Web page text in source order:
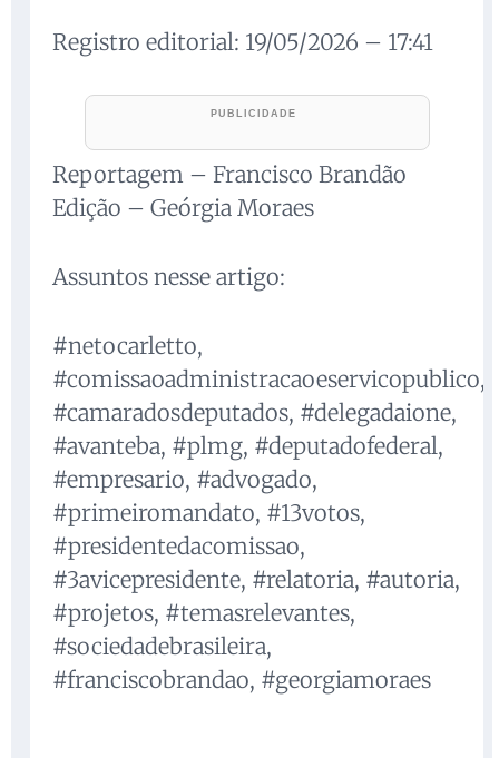
Registro editorial: 19/05/2026 – 17:41
Reportagem – Francisco Brandão
Edição – Geórgia Moraes
Assuntos nesse artigo:
#netocarletto,
#comissaoadministracaoeservicopublico,
#camaradosdeputados, #delegadaione,
#avanteba, #plmg, #deputadofederal,
#empresario, #advogado,
#primeiromandato, #13votos,
#presidentedacomissao,
#3avicepresidente, #relatoria, #autoria,
#projetos, #temasrelevantes,
#sociedadebrasileira,
#franciscobrandao, #georgiamoraes